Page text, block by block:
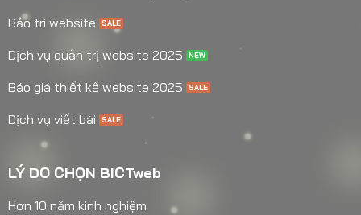
Bảo trì website
Dịch vụ quản trị website 2025
Báo giá thiết kế website 2025
Dịch vụ viết bài
LÝ DO CHỌN BICTweb
Hơn 10 năm kinh nghiệm